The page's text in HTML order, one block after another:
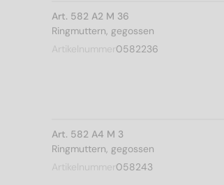
Art. 582 A2 M 36
Ringmuttern, gegossen
Artikelnummer 0582236
Art. 582 A4 M 3
Ringmuttern, gegossen
Artikelnummer 058243